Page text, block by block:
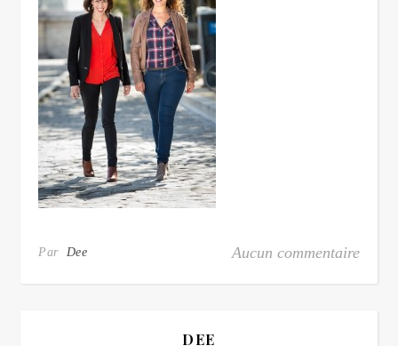
Par Dee Aucun commentaire
DEE